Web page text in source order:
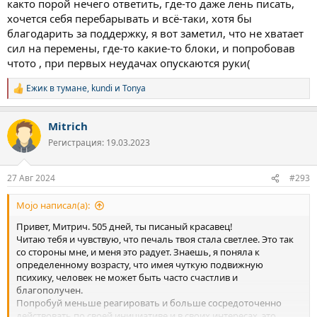
может хорошо помочь.
Исходя из твоих сообщений проблема не во внешних
обстоятельствах (мб что-то упустил), ПАС тоже к такому сроку
должен отступить (понятно, что индивидуально, но все же).
Образ жизни вроде тоже нормальный: работа, досуг, спорт.
Возможно не хватает людей, с которыми можешь быть
полностью искренними и которые тебя не осудят и послушают
без повода и не напрягаясь. Иметь таких людей большое
счастье, подумай, можешь ли ты найти таких людей. Скорей
всего они могут быть в твоей телефонной книжке. Я вот
недавно нашёл такого человека, это оказался лучший
школьный друг, с которым мы не общались 10 лет. Я просто
ему позвонил в минуту тоски и теперь мы много общаемся и
радуемся этому общению.
Это я к тому, что скорей всего твоя печаль находится у тебя в
голове. Скорей всего букет проблем с менталкой: низкая
самооценка, ожидания негатива и прочее прочее. Думаю так,
потому что сам такой. И поняв это мне стало проще. Потому
что я понял, что я могу это изменить. Здоровых людей вообще
очень мало, как мне кажется.
Могу порекомендовать к просмотру на ютубе: "Хидден",
както порой нечего ответить, где-то даже лень писать,
хочется себя перебарывать и всё-таки, хотя бы
благодарить за поддержку, я вот заметил, что не хватает
сил на перемены, где-то какие-то блоки, и попробовав
чтото , при первых неудачах опускаются руки(
Р
е
к
ц
и
Ежик в тумане, kundi и Tonya
Mitrich
Регистрация: 19.03.2023
27 Авг 2024 #293
Mojo написал(а):
Привет, Митрич. 505 дней, ты писаный красавец!
Читаю тебя и чувствую, что печаль твоя стала светлее. Это так
со стороны мне, и меня это радует. Знаешь, я поняла к
определенному возрасту, что имея чуткую подвижную
психику, человек не может быть часто счастлив и
благополучен.
Попробуй меньше реагировать и больше сосредоточенно